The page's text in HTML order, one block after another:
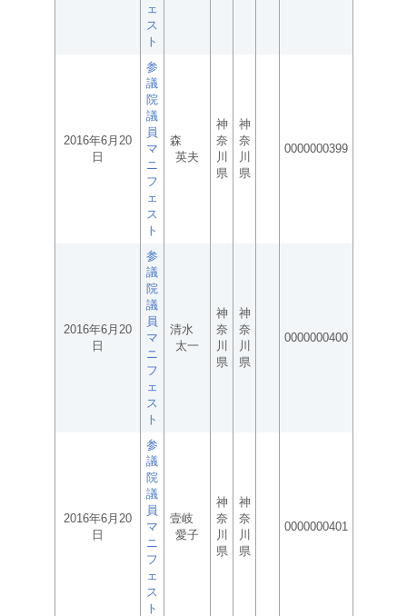
ェ
ス
ト
2016年6月20
日
参
議
院
議
員
マ
ニ
フ
ェ
ス
ト
森
英夫
神
奈
川
県
神
奈
川
県
0000000399
2016年6月20
日
参
議
院
議
員
マ
ニ
フ
ェ
ス
ト
清水
太一
神
奈
川
県
神
奈
川
県
0000000400
2016年6月20
日
参
議
院
議
員
マ
ニ
フ
ェ
ス
ト
壹岐
愛子
神
奈
川
県
神
奈
川
県
0000000401